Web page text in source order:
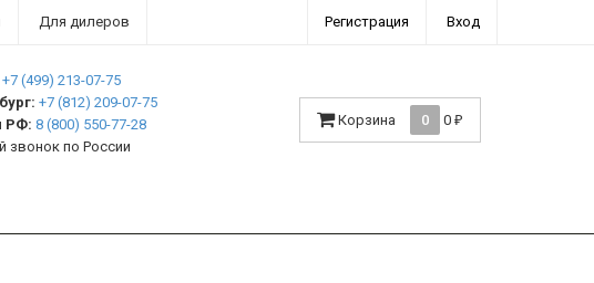
Для дилеров Регистрация Вход
+7 (499) 213-07-75
+7 (812) 209-07-75
РФ: 8 (800) 550-77-28
звонок по России
Корзина 0 0 ₽